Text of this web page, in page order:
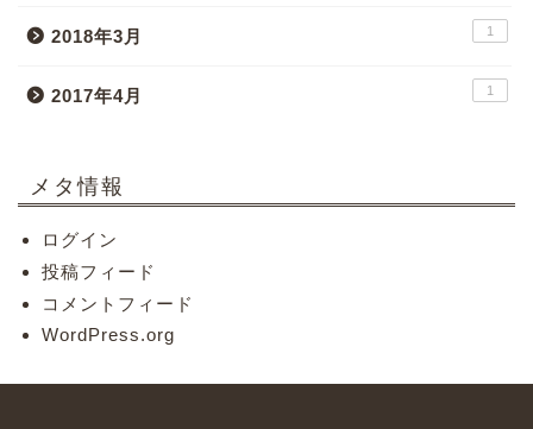
2018年3月 1
2017年4月 1
メタ情報
ログイン
投稿フィード
コメントフィード
WordPress.org